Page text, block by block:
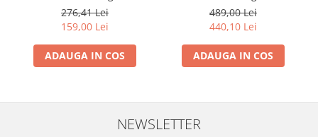
276,41 Lei
159,00 Lei
ADAUGA IN COS
Proteins
489,00 Lei
440,10 Lei
ADAUGA IN COS
NEWSLETTER